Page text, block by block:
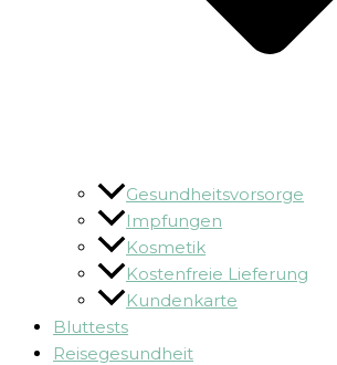
Gesundheitsvorsorge
Impfungen
Kosmetik
Kostenfreie Lieferung
Kundenkarte
Bluttests
Reisegesundheit